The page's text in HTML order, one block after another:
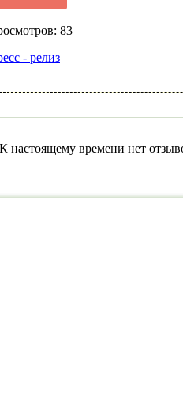
83
- релиз
К настоящему времени нет